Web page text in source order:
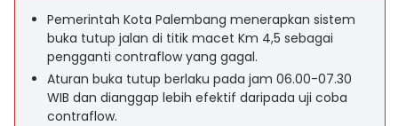
Pemerintah Kota Palembang menerapkan sistem
buka tutup jalan di titik macet Km 4,5 sebagai
pengganti contraflow yang gagal.
Aturan buka tutup berlaku pada jam 06.00-07.30
WIB dan dianggap lebih efektif daripada uji coba
contraflow.